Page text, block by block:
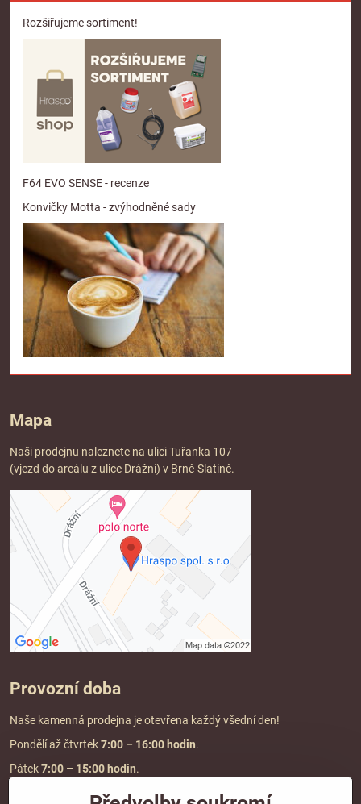
Rozšiřujeme sortiment!
F64 EVO SENSE - recenze
Konvičky Motta - zvýhodněné sady
Mapa
Naši prodejnu naleznete na ulici Tuřanka 107
(vjezd do areálu z ulice Drážní) v Brně-Slatině.
Provozní doba
Naše kamenná prodejna je otevřena každý všední den!
Pondělí až čtvrtek7:00 – 16:00 hodin.
Pátek7:00 – 15:00 hodin.